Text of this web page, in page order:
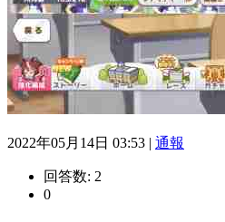
2022年05月14日 03:53 | 通報
回答数: 2
0